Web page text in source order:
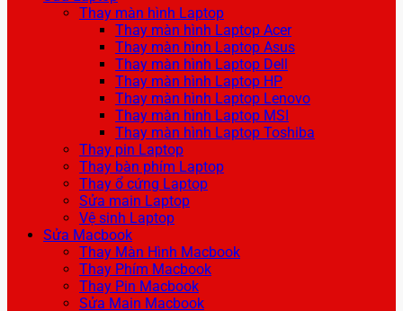
Thay màn hình Laptop
Thay màn hình Laptop Acer
Thay màn hình Laptop Asus
Thay màn hình Laptop Dell
Thay màn hình Laptop HP
Thay màn hình Laptop Lenovo
Thay màn hình Laptop MSI
Thay màn hình Laptop Toshiba
Thay pin Laptop
Thay bàn phím Laptop
Thay ổ cứng Laptop
Sửa main Laptop
Vệ sinh Laptop
Sửa Macbook
Thay Màn Hình Macbook
Thay Phím Macbook
Thay Pin Macbook
Sửa Main Macbook